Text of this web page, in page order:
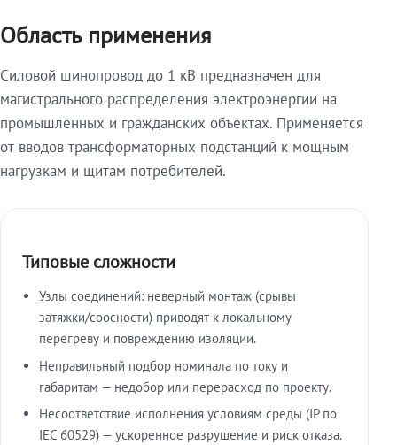
Область применения
Силовой шинопровод до 1 кВ предназначен для
магистрального распределения электроэнергии на
промышленных и гражданских объектах. Применяется
от вводов трансформаторных подстанций к мощным
нагрузкам и щитам потребителей.
Типовые сложности
Узлы соединений: неверный монтаж (срывы
затяжки/соосности) приводят к локальному
перегреву и повреждению изоляции.
Неправильный подбор номинала по току и
габаритам — недобор или перерасход по проекту.
Несоответствие исполнения условиям среды (IP по
IEC 60529) — ускоренное разрушение и риск отказа.